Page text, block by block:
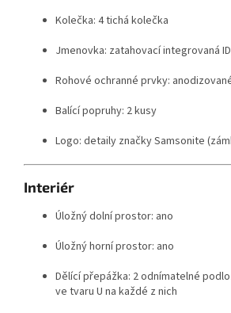
Kolečka: 4 tichá kolečka
Jmenovka: zatahovací integrovaná
Rohové ochranné prvky:
Balící popruhy: 2 kusy
Logo: detaily značky Samsonite
Interiér
Úložný dolní prostor: ano
Úložný horní prostor: ano
Dělící přepážka: 2 odnímatelné
ve tvaru U na každé z nich